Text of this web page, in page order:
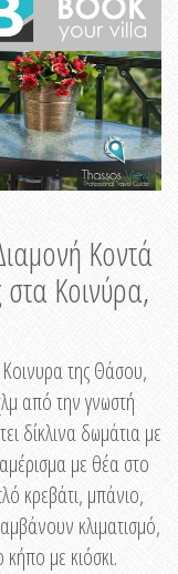
Κοντά
Κοινύρα,
της Θάσου,
από την γνωστή
δίκλινα δωμάτια με
με θέα στο
κρεβάτι, μπάνιο,
κλιματισμό,
με κιόσκι.